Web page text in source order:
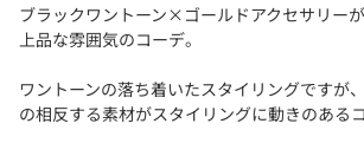
ブラックワントーン×ゴールドアクセサリーが
上品な雰囲気のコーデ。
ワントーンの落ち着いたスタイリングですが
の相反する素材がスタイリングに動きのある